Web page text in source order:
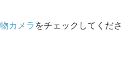
カメラ をチェックしてくださ